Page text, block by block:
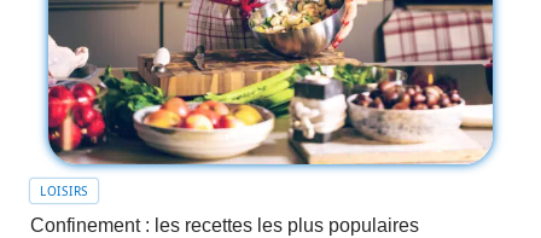
LOISIRS
Confinement : les recettes les plus populaires